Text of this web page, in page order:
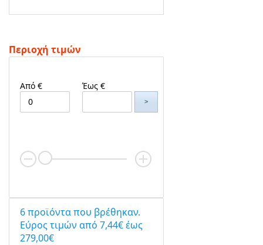
Περιοχή τιμών
Από € Έως €
>
6 προϊόντα που βρέθηκαν.
Eύρος τιμών από 7,44€ έως
279,00€